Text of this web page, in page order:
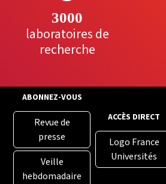
3000
laboratoires de
recherche
ABONNEZ-VOUS
Revue de
presse
Veille
hebdomadaire
ACCÈS DIRECT
Logo France
Universités